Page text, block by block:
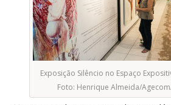
Exposição Silêncio no Espaço
Foto: Henrique Almeida/